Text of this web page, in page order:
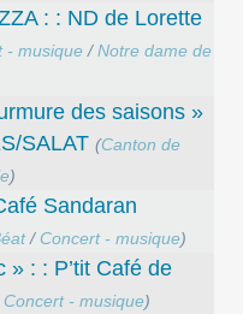
: : ND de Lorette
- musique/Notre dame de
des saisons »
SALAT (Canton de
)
Sandaran
/ Concert - musique)
» : : P’tit Café de
Concert - musique)